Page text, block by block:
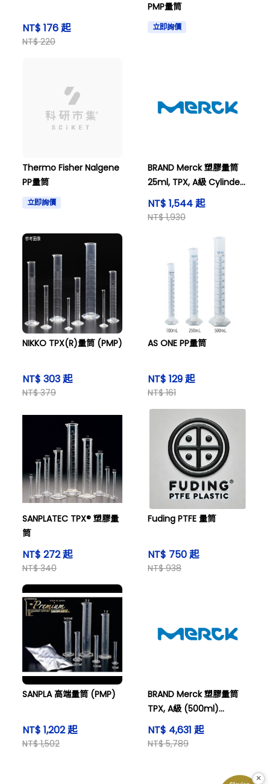
NT$ 176 起
NT$ 220
PMP量筒
立即詢價
Thermo Fisher Nalgene
PP量筒
立即詢價
BRAND Merck 塑膠量筒
25ml, TPX, A級 Cylinder
grad 25ml PMP Cl.A
NT$ 1,544 起
NT$ 1,930
NIKKO TPX(R)量筒 (PMP)
NT$ 303 起
NT$ 379
AS ONE PP量筒
NT$ 129 起
NT$ 161
SANPLATEC TPX® 塑膠量
筒
NT$ 272 起
NT$ 340
Fuding PTFE 量筒
NT$ 750 起
NT$ 938
SANPLA 高端量筒 (PMP)
NT$ 1,202 起
NT$ 1,502
BRAND Merck 塑膠量筒
TPX, A級 (500ml)
Cylinder grad 500ml
PMP Cl.A
NT$ 4,631 起
NT$ 5,789
×